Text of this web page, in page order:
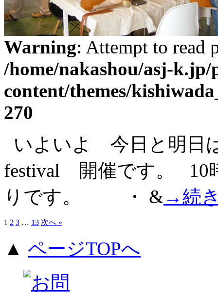
Warning: Attempt to read
/home/nakashou/asj-
content/themes/
270
いよいよ 今日と明日
festival 開催です。 10
りです。 ・ & →続
1 2 3 … 13 次へ »
▲ ページTOPへ